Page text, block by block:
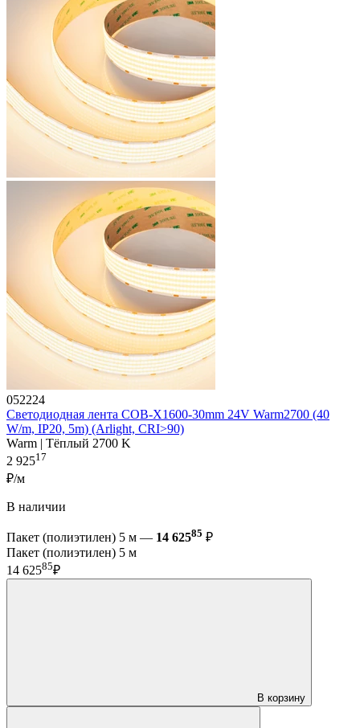
052224
Светодиодная лента COB-X1600-30mm 24V Warm2700 (40
W/m, IP20, 5m) (Arlight, CRI>90)
Warm | Тёплый 2700 K
2 92517
₽/м
В наличии
Пакет (полиэтилен) 5 м — 14 62585 ₽
Пакет (полиэтилен) 5 м
14 62585₽
В корзину